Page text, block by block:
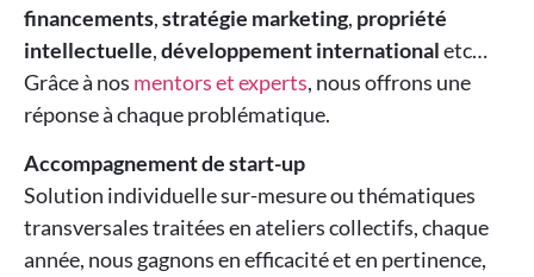
financements,stratégie marketing, propriété
intellectuelle,développement internationaletc…
Grâce à nos mentors et experts, nous offrons une
réponse à chaque problématique.
Accompagnement de start-up
Solution individuelle sur-mesure ou thématiques
transversales traitées en ateliers collectifs, chaque
année, nous gagnons en efficacité et en pertinence,